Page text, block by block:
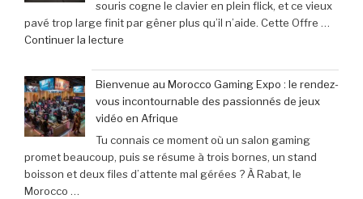
à
une
6’
explose
compteurs
de
joueurs
connectés,
trois
ans
après
souris cogne le clavier en plein flick, et ce vieux
pavé trop large finit par gêner plus qu’il n’aide. Cette Offre …
Continuer la lecture
exceptionnelle
:
Le
clavier
Corsair
K70
Pro
Bienvenue au Morocco Gaming Expo : le rendez-
vous incontournable des passionnés de jeux
vidéo en Afrique
Tu connais ce moment où un salon gaming
promet beaucoup, puis se résume à trois bornes, un stand
boisson et deux files d’attente mal gérées ? À Rabat, le
Morocco …